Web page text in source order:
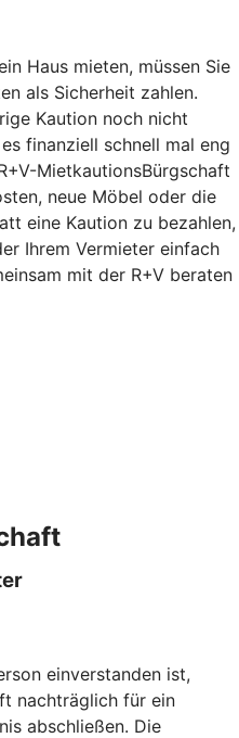
Haus mieten, müssen Sie
als Sicherheit zahlen.
Kaution noch nicht
finanziell schnell mal eng
MietkautionsBürgschaft
neue Möbel oder die
eine Kaution zu bezahlen,
Ihrem Vermieter einfach
mit der R+V beraten
einverstanden ist,
nachträglich für ein
abschließen. Die